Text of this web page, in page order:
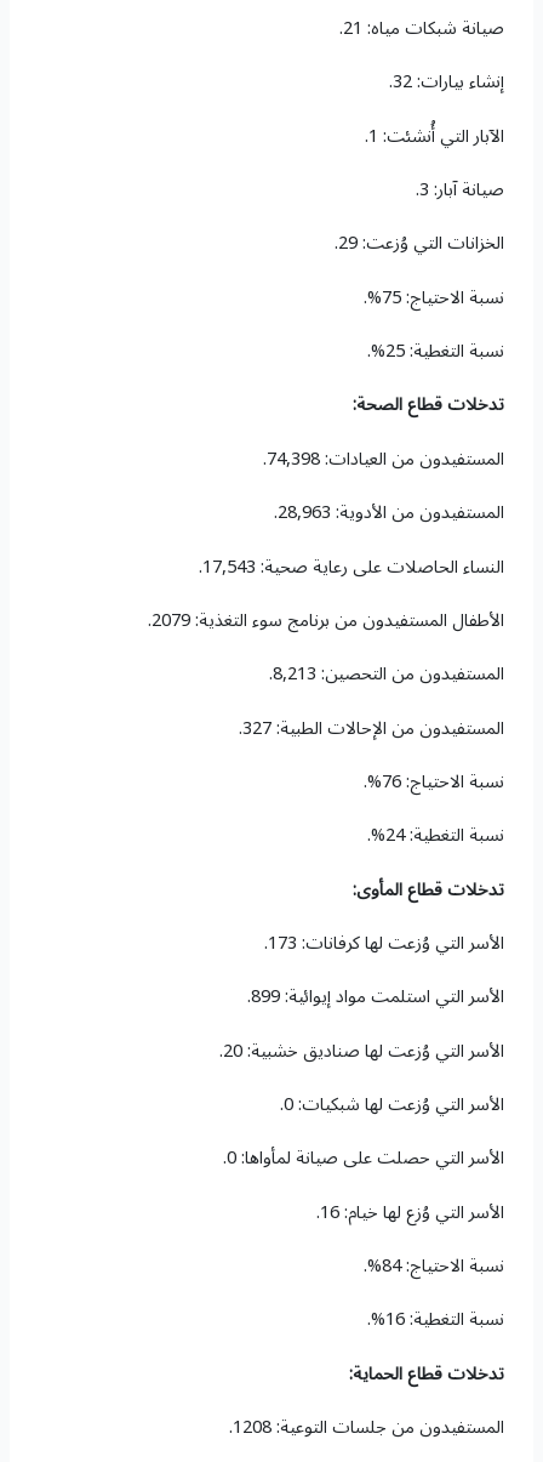
صيانة شبكات مياه: 21.
إنشاء بيارات: 32.
الآبار التي أُنشئت: 1.
صيانة آبار: 3.
الخزانات التي وُزعت: 29.
نسبة الاحتياج: 75%.
نسبة التغطية: 25%.
تدخلات قطاع الصحة:
المستفيدون من العيادات: 74,398.
المستفيدون من الأدوية: 28,963.
النساء الحاصلات على رعاية صحية: 17,543.
الأطفال المستفيدون من برنامج سوء التغذية: 2079.
المستفيدون من التحصين: 8,213.
المستفيدون من الإحالات الطبية: 327.
نسبة الاحتياج: 76%.
نسبة التغطية: 24%.
تدخلات قطاع المأوى:
الأسر التي وُزعت لها كرفانات: 173.
الأسر التي استلمت مواد إيوائية: 899.
الأسر التي وُزعت لها صناديق خشبية: 20.
الأسر التي وُزعت لها شبكيات: 0.
الأسر التي حصلت على صيانة لمأواها: 0.
الأسر التي وُزع لها خيام: 16.
نسبة الاحتياج: 84%.
نسبة التغطية: 16%.
تدخلات قطاع الحماية:
المستفيدون من جلسات التوعية: 1208.